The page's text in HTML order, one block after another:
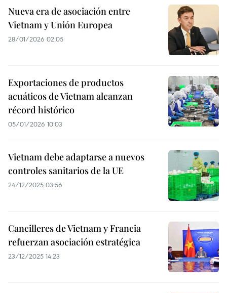
Nueva era de asociación entre
Vietnam y Unión Europea
28/01/2026 02:05
Exportaciones de productos
acuáticos de Vietnam alcanzan
récord histórico
05/01/2026 10:03
Vietnam debe adaptarse a nuevos
controles sanitarios de la UE
24/12/2025 03:56
Cancilleres de Vietnam y Francia
refuerzan asociación estratégica
23/12/2025 14:23